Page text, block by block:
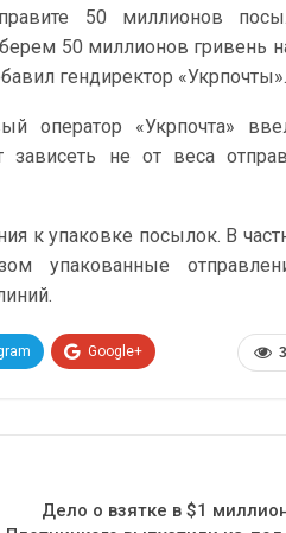
50 миллионов
50 миллионов гривень
гендиректор «Укрпочты».
оператор «Укрпочта»
не от веса
к упаковке посылок. В
упакованные
Google+
Дело о взятке в $1